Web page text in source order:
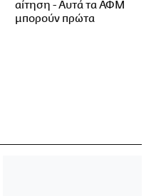
αίτηση - Αυτά τα ΑΦΜ
μπορούν πρώτα